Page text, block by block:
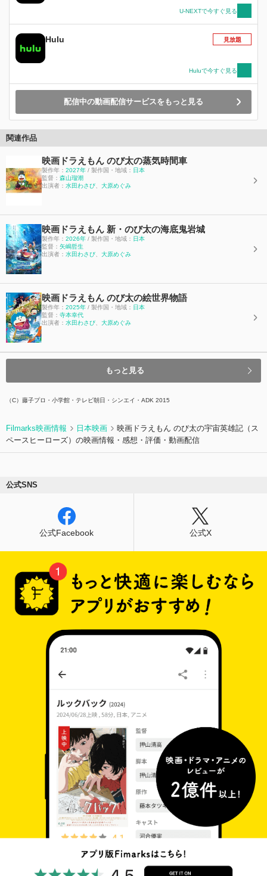
U-NEXTで今すぐ見る
Hulu 見放題
Huluで今すぐ見る
配信中の動画配信サービスをもっと見る
関連作品
映画ドラえもん のび太の蒸気時間車
製作年： 2027年 / 製作国・地域： 日本
監督： 森山瑠潮
出演者： 水田わさび 大原めぐみ
映画ドラえもん 新・のび太の海底鬼岩城
製作年： 2026年 / 製作国・地域： 日本
監督： 矢嶋哲生
出演者： 水田わさび 大原めぐみ
映画ドラえもん のび太の絵世界物語
製作年： 2025年 / 製作国・地域： 日本
監督： 寺本幸代
出演者： 水田わさび 大原めぐみ
もっと見る
（C）藤子プロ・小学館・テレビ朝日・シンエイ・ADK 2015
Filmarks映画情報 日本映画
映画ドラえもん のび太の宇宙英雄記（ス
ペースヒーローズ）の映画情報・感想・評価・動画配信
公式SNS
公式Facebook 公式X